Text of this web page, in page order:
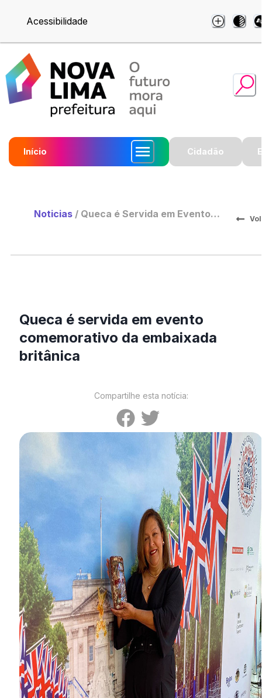
Acessibilidade
Início Cidadão
Noticias / Queca é Servida em Evento
Queca é servida em evento
comemorativo da embaixada
britânica
Compartilhe esta notícia: